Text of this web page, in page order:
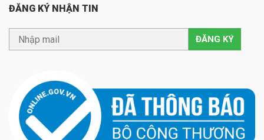
ĐĂNG KÝ NHẬN TIN